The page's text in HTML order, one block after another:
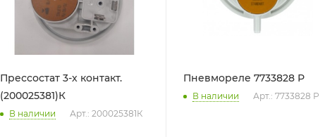
Прессостат 3-х контакт.
(200025381)К
В наличии Арт.: 200025381К
Пневмореле 7733828 Р
В наличии Арт.: 7733828 Р